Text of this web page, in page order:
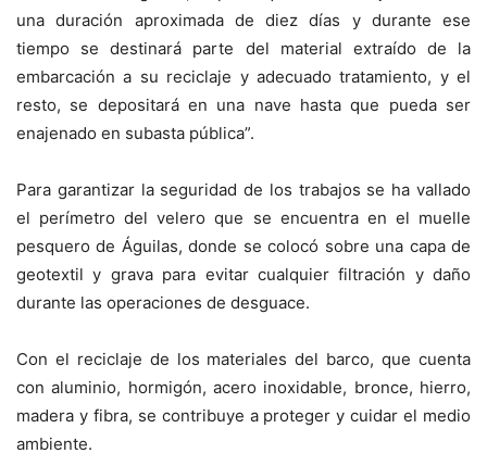
una duración aproximada de diez días y durante ese
tiempo se destinará parte del material extraído de la
embarcación a su reciclaje y adecuado tratamiento, y el
resto, se depositará en una nave hasta que pueda ser
enajenado en subasta pública”.
Para garantizar la seguridad de los trabajos se ha vallado
el perímetro del velero que se encuentra en el muelle
pesquero de Águilas, donde se colocó sobre una capa de
geotextil y grava para evitar cualquier filtración y daño
durante las operaciones de desguace.
Con el reciclaje de los materiales del barco, que cuenta
con aluminio, hormigón, acero inoxidable, bronce, hierro,
madera y fibra, se contribuye a proteger y cuidar el medio
ambiente.